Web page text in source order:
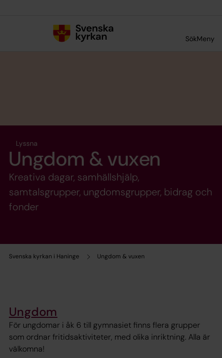
SökMeny
Svenska kyrkan i Haninge Ungdom & vuxen
Lyssna
Ungdom & vuxen
Kreativa dagar, samhällshjälp,
samtalsgrupper, ungdomsgrupper, bidrag och
fonder
Ungdom
För ungdomar i åk 6 till gymnasiet finns flera grupper
som ordnar fritidsaktiviteter, med olika inriktning. Alla är
välkomna!